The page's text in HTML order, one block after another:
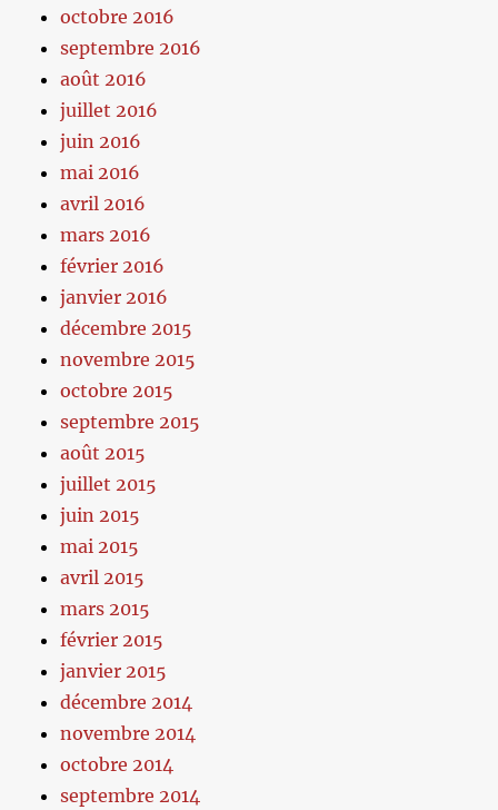
octobre 2016
septembre 2016
août 2016
juillet 2016
juin 2016
mai 2016
avril 2016
mars 2016
février 2016
janvier 2016
décembre 2015
novembre 2015
octobre 2015
septembre 2015
août 2015
juillet 2015
juin 2015
mai 2015
avril 2015
mars 2015
février 2015
janvier 2015
décembre 2014
novembre 2014
octobre 2014
septembre 2014